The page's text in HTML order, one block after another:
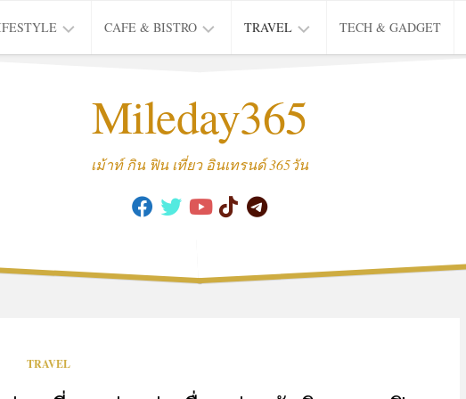
MOVIE
SERIES
CAFE & BISTRO
CAFE
TRAVEL
THAI
TRIP
TECH & GADGET
Mileday365
เม้าท์ กิน ฟิน เที่ยว อินเทรนด์ 365วัน
TRAVEL